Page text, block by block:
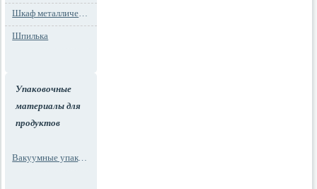
Шкаф металлический
Шпилька
Упаковочные
материалы для
продуктов
Вакуумные упаковки